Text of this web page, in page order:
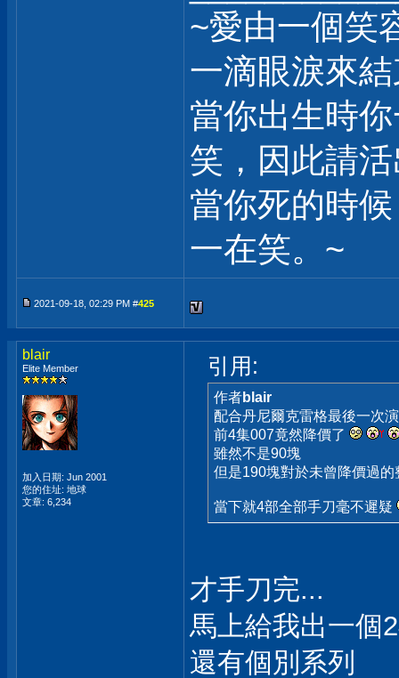
~愛由一個笑
一滴眼淚來
當你出生時
笑，因此請
當你死的時
一在笑。~
2021-09-18, 02:29 PM #425
blair
Elite Member
加入日期: Jun 2001
您的住址: 地球
文章: 6,234
引用:
作者blair
配合丹尼爾克雷格最後一次
前4集007竟然降價了
雖然不是90塊
但是190塊對於未曾降價過
當下就4部全部手刀毫不遲疑
才手刀完...
馬上給我出一個
還有個別系列